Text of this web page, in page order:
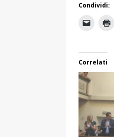
Condividi:
Correlati